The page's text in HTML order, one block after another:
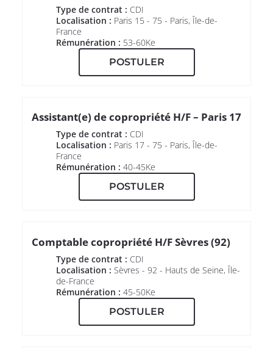
Type de contrat : CDI
Localisation : Paris 15 - 75 - Paris, Île-de-
France
Rémunération : 53-60Ke
POSTULER
Assistant(e) de copropriété H/F – Paris 17
Type de contrat : CDI
Localisation : Paris 17 - 75 - Paris, Île-de-
France
Rémunération : 40-45Ke
POSTULER
Comptable copropriété H/F Sèvres (92)
Type de contrat : CDI
Localisation : Sèvres - 92 - Hauts de Seine, Île-
de-France
Rémunération : 45-50Ke
POSTULER